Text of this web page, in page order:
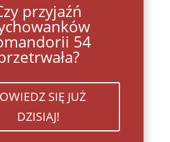
przyjaźń
54
SIĘ JUŻ
DZISIAJ!